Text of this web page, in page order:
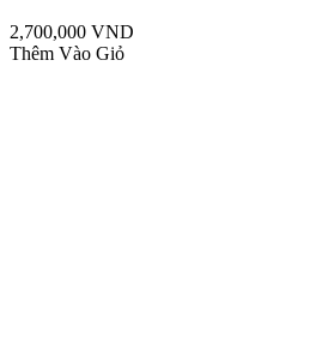
2,700,000 VND
Thêm Vào Giỏ